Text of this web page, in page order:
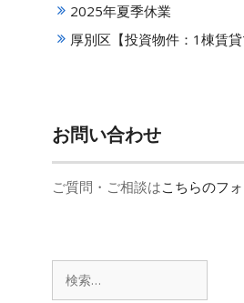
2025年夏季休業
厚別区【投資物件：1棟賃貸
お問い合わせ
ご質問・ご相談はこちらのフ
索: